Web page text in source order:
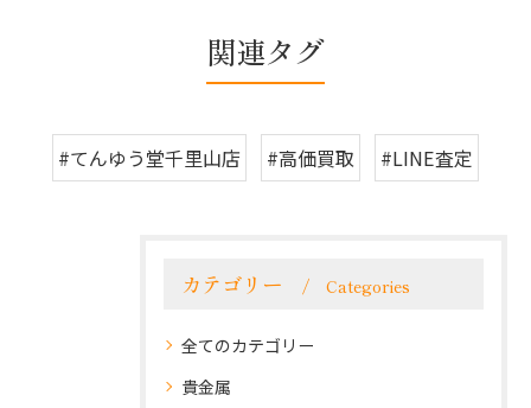
関連タグ
#てんゆう堂千里山店 #高価買取 #LINE査定
カテゴリー Categories
全てのカテゴリー
貴金属